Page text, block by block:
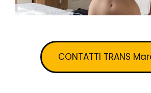
CONTATTI TRANS